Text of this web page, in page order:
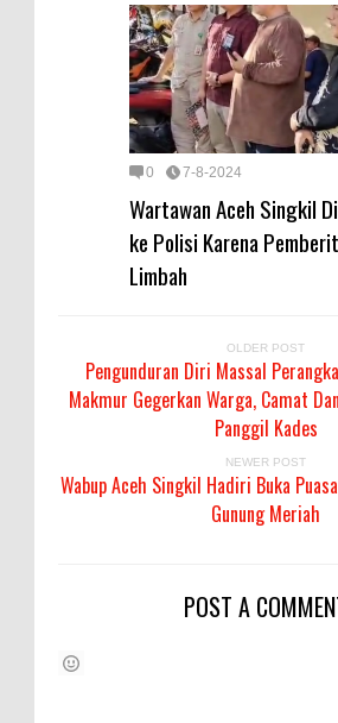
0 7-8-2024
Wartawan Aceh Singkil
ke Polisi Karena
Limbah
OLDER POST
Pengunduran Diri Massal
Makmur Gegerkan Warga, Camat
Panggil Kades
NEWER POST
Wabup Aceh Singkil Hadiri Buka
Gunung Meriah
POST A